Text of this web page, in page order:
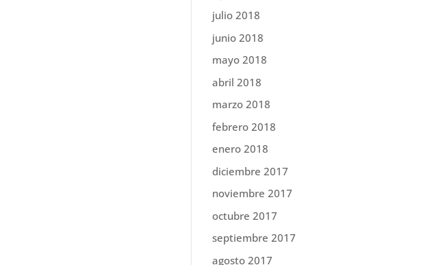
julio 2018
junio 2018
mayo 2018
abril 2018
marzo 2018
febrero 2018
enero 2018
diciembre 2017
noviembre 2017
octubre 2017
septiembre 2017
agosto 2017